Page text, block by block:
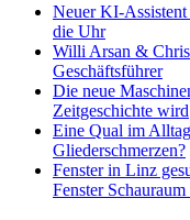
Neuer KI-
die Uhr
Willi Arsan &
Geschäftsführer
Die neue
Zeitgeschichte wird
Eine Qual im
Gliederschmerzen?
Fenster in Linz
Fenster